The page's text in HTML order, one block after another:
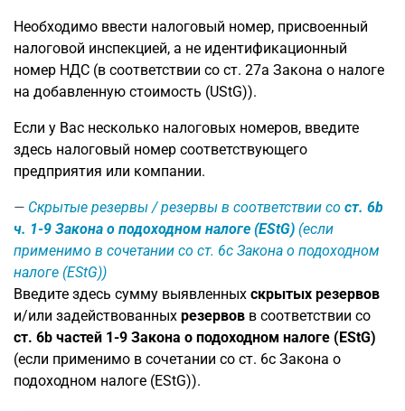
Необходимо ввести налоговый номер, присвоенный
налоговой инспекцией, а не идентификационный
номер НДС (в соответствии со ст. 27a Закона о налоге
на добавленную стоимость (UStG)).
Если у Вас несколько налоговых номеров, введите
здесь налоговый номер соответствующего
предприятия или компании.
Скрытые резервы / резервы в соответствии со ст. 6b
ч. 1-9 Закона о подоходном налоге (EStG) (если
применимо в сочетании со ст. 6c Закона о подоходном
налоге (EStG))
Введите здесь сумму выявленных скрытых резервов
и/или задействованных резервов в соответствии со
ст. 6b частей 1-9 Закона о подоходном налоге (EStG)
(если применимо в сочетании со ст. 6c Закона о
подоходном налоге (EStG)).